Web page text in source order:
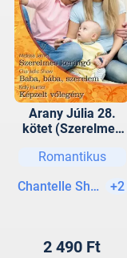
Arany Júlia 28.
kötet (Szerelmes
bába, szerelem;
Romantikus
Chantelle Shaw
+2
2 490 Ft